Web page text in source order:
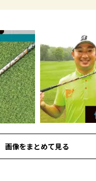
画像をまとめて見る